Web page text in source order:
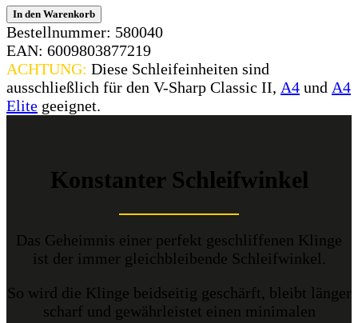
In den Warenkorb
Bestellnummer: 580040
EAN: 6009803877219
ACHTUNG: Diese Schleifeinheiten sind
ausschließlich für den V-Sharp Classic II, A4 und A4
Elite geeignet.
Konstanter Schleifwinkel
Das Geheimnis einer perfekt geschliffenen Klinge
ist der immer gleichbleibende Schleifwinkel.
So wird die Klinge beidseitig geschärft, bleibt länger
scharf und gewährleistet einen minimalen